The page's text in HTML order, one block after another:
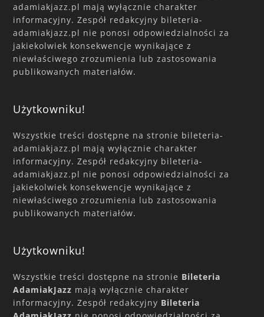
adamiakjazz.pl mają wyłącznie charakter
informacyjny. Zespół redakcyjny bileteria-
adamiakjazz.pl nie ponosi odpowiedzialności za
jakiekolwiek konsekwencje wynikające z
niewłaściwego zrozumienia lub zastosowania
publikowanych materiałów.
Użytkowniku!
Wszystkie treści dostępne na stronie bileteria-
adamiakjazz.pl mają wyłącznie charakter
informacyjny. Zespół redakcyjny bileteria-
adamiakjazz.pl nie ponosi odpowiedzialności za
jakiekolwiek konsekwencje wynikające z
niewłaściwego zrozumienia lub zastosowania
publikowanych materiałów.
Użytkowniku!
Wszystkie treści dostępne na stronie Bileteria
AdamiakJazz mają wyłącznie charakter
informacyjny. Zespół redakcyjny Bileteria